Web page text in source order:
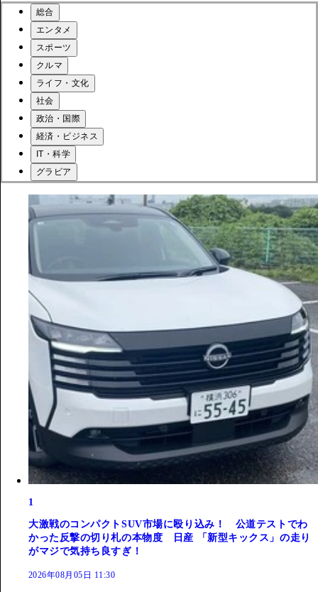
総合
エンタメ
スポーツ
クルマ
ライフ・文化
社会
政治・国際
経済・ビジネス
IT・科学
グラビア
1
大激戦のコンパクトSUV市場に殴り込み！ 公道テストでわ
かった反撃の切り札の本物度 日産 「新型キックス」の走り
がマジで気持ち良すぎ！
2026年08月05日 11:30